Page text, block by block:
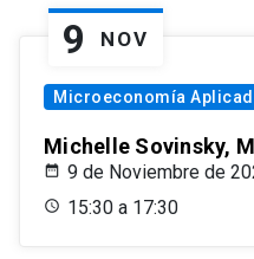
9 NOV
Microeconomía
Michelle Sovinsky,
9 de Noviembre de
15:30 a 17:30